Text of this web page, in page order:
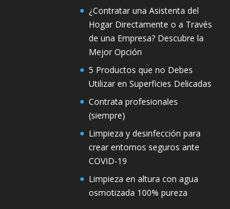
¿Contratar una Asistenta del
Hogar Directamente o a Través
de una Empresa? Descubre la
Mejor Opción
5 Productos que no Debes
Utilizar en Superficies Delicadas
Contrata profesionales
(siempre)
Limpieza y desinfección para
crear entornos seguros ante
COVID-19
Limpieza en altura con agua
osmotizada 100% pureza